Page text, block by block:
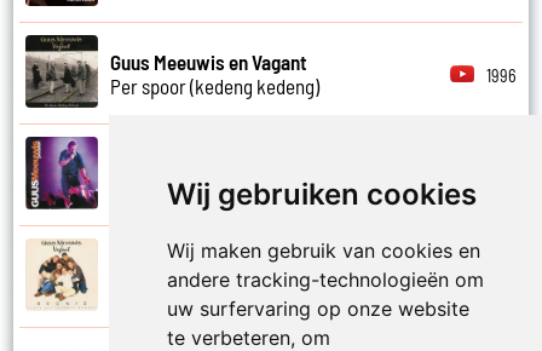
Wij gebruiken cookies
Wij maken gebruik van cookies en
andere tracking-technologieën om
uw surfervaring op onze website
te verbeteren, om
Guus Meeuwis en Vagant
Per spoor (kedeng kedeng)
1996
Proosten
Guus Meeuwis en Vagant